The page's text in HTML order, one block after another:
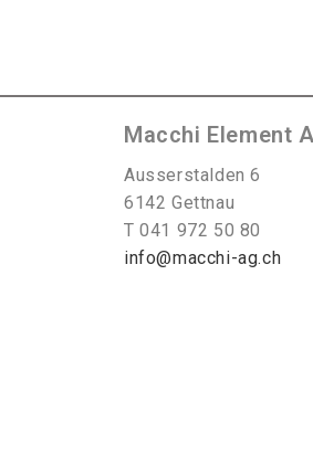
Macchi Element
Ausserstalden 6
6142 Gettnau
T 041 972 50 80
info@macchi-ag.ch